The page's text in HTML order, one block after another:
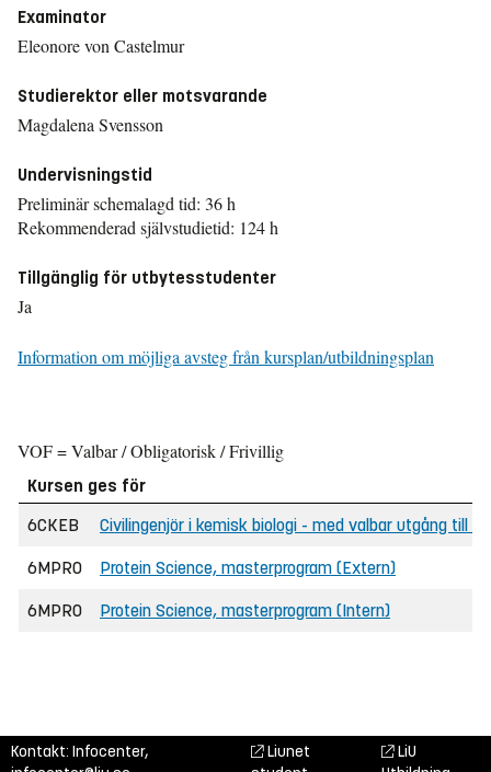
Examinator
Eleonore von Castelmur
Studierektor eller motsvarande
Magdalena Svensson
Undervisningstid
Preliminär schemalagd tid: 36 h
Rekommenderad självstudietid: 124 h
Tillgänglig för utbytesstudenter
Ja
Information om möjliga avsteg från kursplan/utbildningsplan
VOF = Valbar / Obligatorisk / Frivillig
Kursen ges för
6CKEB
Civilingenjör i kemisk biologi - med valbar utgång till
6MPRO Protein Science, masterprogram (Extern)
6MPRO Protein Science, masterprogram (Intern)
Kontakt: Infocenter,
Liunet
LiU